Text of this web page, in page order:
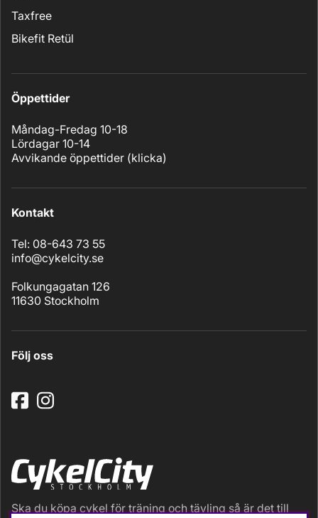
Taxfree
Bikefit Retül
Öppettider
Måndag-Fredag 10-18
Lördagar 10-14
Avvikande öppettider (klicka)
Kontakt
Tel: 08-643 73 55
info@cykelcity.se
Folkungagatan 126
11630 Stockholm
Följ oss
Ska du köpa cykel för träning och tävling så är det till